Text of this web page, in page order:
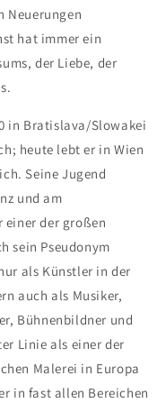
Neuerungen
hat immer ein
der Liebe, der
in Bratislava/Slowakei
heute lebt er in Wien
Seine Jugend
und am
einer der großen
sein Pseudonym
als Künstler in der
auch als Musiker,
Bühnenbildner und
Linie als einer der
Malerei in Europa
in fast allen Bereichen